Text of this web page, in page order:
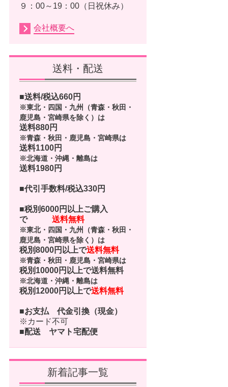
９：00～19：00（日祝休み）
会社概要へ
送料・配送
■送料/税込660円
※東北・四国・九州（青森・秋田・
鹿児島・宮崎県を除く）は
送料880円
※青森・秋田・鹿児島・宮崎県は
送料1100円
※北海道・沖縄・離島は
送料1980円
■代引手数料/税込330円
■税別6000円以上ご購入
で 送料無料
※東北・四国・九州（青森・秋田・
鹿児島・宮崎県を除く）は
税別8000円以上で送料無料
※青森・秋田・鹿児島・宮崎県は
税別10000円以上で送料無料
※北海道・沖縄・離島は
税別12000円以上で送料無料
■お支払 代金引換（現金）
※カード不可
■配送 ヤマト宅配便
新着記事一覧